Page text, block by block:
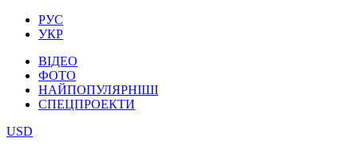
РУС
УКР
ВІДЕО
ФОТО
НАЙПОПУЛЯРНІШІ
СПЕЦПРОЕКТИ
USD